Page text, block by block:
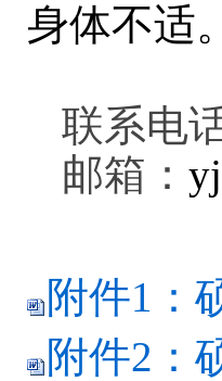
身体不适。
联系电
邮箱：
附件1：
附件2：